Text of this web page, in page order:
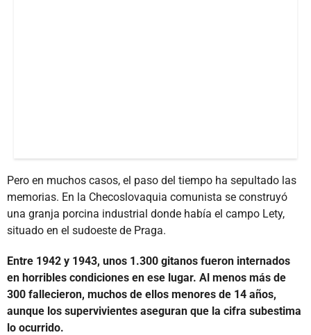
Pero en muchos casos, el paso del tiempo ha sepultado las
memorias. En la Checoslovaquia comunista se construyó
una granja porcina industrial donde había el campo Lety,
situado en el sudoeste de Praga.
Entre 1942 y 1943, unos 1.300 gitanos fueron internados
en horribles condiciones en ese lugar. Al menos más de
300 fallecieron, muchos de ellos menores de 14 años,
aunque los supervivientes aseguran que la cifra subestima
lo ocurrido.